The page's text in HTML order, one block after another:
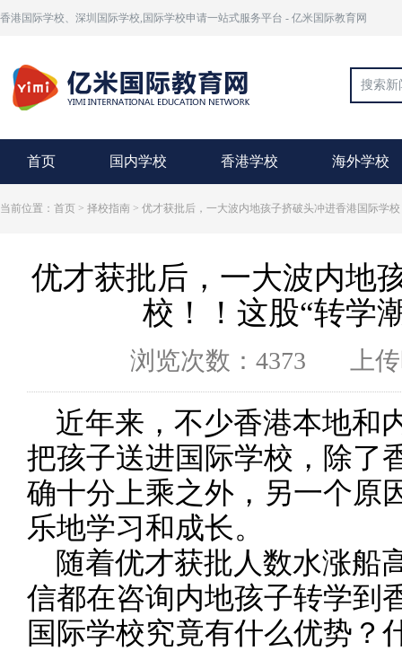
香港国际学校、深圳国际学校,国际学校申请一站式服务平台 - 亿米国际教育网
首页 国内学校 香港学校 海外学校
当前位置：首页 > 择校指南 > 优才获批后，一大波内地孩子挤破头冲进香港国际学
优才获批后，一大波内地
校！！这股“转学
浏览次数：4373 上
近年来，不少香港本地和
把孩子送进国际学校，除了
确十分上乘之外，另一个原
乐地学习和成长。
随着优才获批人数水涨船
信都在咨询内地孩子转学到
国际学校究竟有什么优势？